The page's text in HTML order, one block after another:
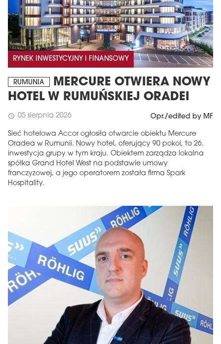
RYNEK INWESTYCYJNY I FINANSOWY
RUMUNIA
MERCURE OTWIERA NOWY
HOTEL W RUMUŃSKIEJ ORADEI
schedule 05 sierpnia 2026 Opr./edited by MF
Sieć hotelowa Accor ogłosiła otwarcie obiektu Mercure
Oradea w Rumunii. Nowy hotel, oferujący 90 pokoi, to 26.
inwestycja grupy w tym kraju. Obiektem zarządza lokalna
spółka Grand Hotel West na podstawie umowy
franczyzowej, a jego operatorem została firma Spark
Hospitality.